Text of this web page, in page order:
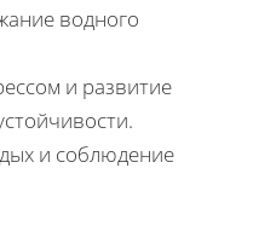
водного
и развитие
и соблюдение